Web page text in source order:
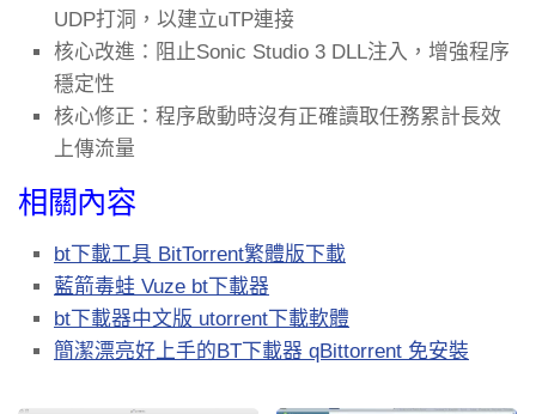
UDP打洞，以建立uTP連接
核心改進：阻止Sonic Studio 3 DLL注入，增強程序
穩定性
核心修正：程序啟動時沒有正確讀取任務累計長效
上傳流量
相關內容
bt下載工具 BitTorrent繁體版下載
藍箭毒蛙 Vuze bt下載器
bt下載器中文版 utorrent下載軟體
簡潔漂亮好上手的BT下載器 qBittorrent 免安裝